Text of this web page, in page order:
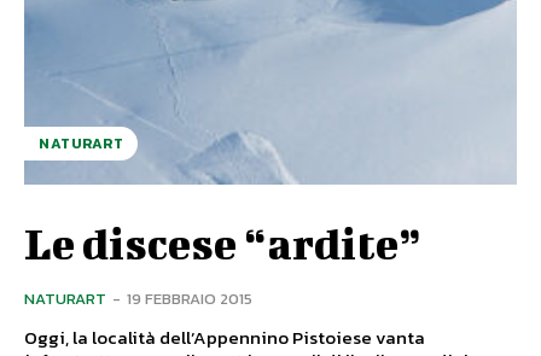
NATURART
Le discese “ardite”
NATURART - 19 FEBBRAIO 2015
Oggi, la località dell’Appennino Pistoiese vanta